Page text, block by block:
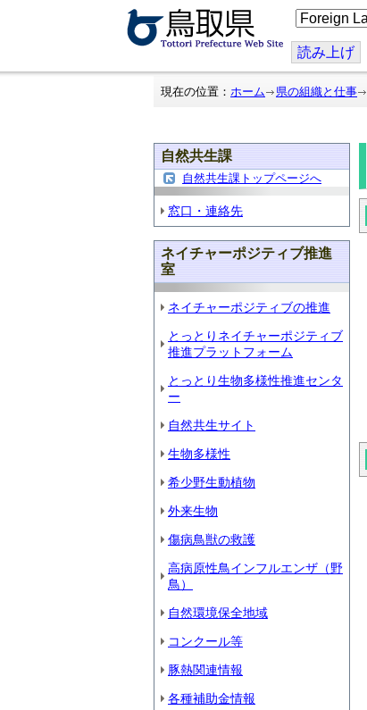
こ
の
ジ
を
翻
読み上げ
現在の位置： ホーム 県の組織と仕事
自然共生課
自然共生課トップページへ
窓口・連絡先
ネイチャーポジティブ推進
室
ネイチャーポジティブの推進
とっとりネイチャーポジティブ
推進プラットフォーム
とっとり生物多様性推進センタ
ー
自然共生サイト
生物多様性
希少野生動植物
外来生物
傷病鳥獣の救護
高病原性鳥インフルエンザ（野
鳥）
自然環境保全地域
コンクール等
豚熱関連情報
各種補助金情報